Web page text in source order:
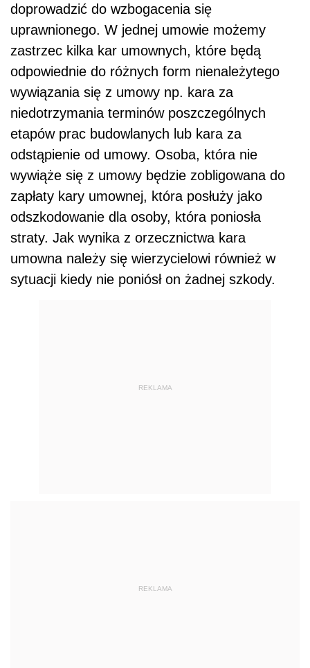
doprowadzić do wzbogacenia się
uprawnionego. W jednej umowie możemy
zastrzec kilka kar umownych, które będą
odpowiednie do różnych form nienależytego
wywiązania się z umowy np. kara za
niedotrzymania terminów poszczególnych
etapów prac budowlanych lub kara za
odstąpienie od umowy. Osoba, która nie
wywiąże się z umowy będzie zobligowana do
zapłaty kary umownej, która posłuży jako
odszkodowanie dla osoby, która poniosła
straty. Jak wynika z orzecznictwa kara
umowna należy się wierzycielowi również w
sytuacji kiedy nie poniósł on żadnej szkody.
REKLAMA
REKLAMA